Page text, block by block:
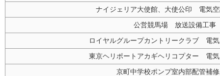
ナイジェリア大使館、大使公印 電気
公営競馬場 放送設備工事
ロイヤルグループカントリークラブ 電
東京ヘリポートアカギヘリコプター 電
京町中学校ポンプ室内部配管補